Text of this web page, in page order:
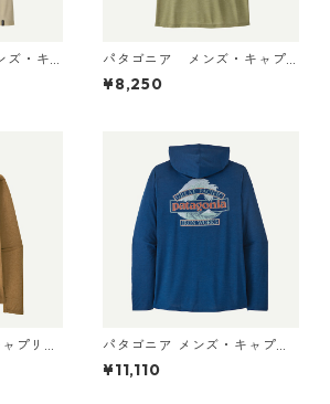
ズ・キ
ルト
W
パタゴニア メンズ・キャプ
リーン・クール・デイリー・
シャツ（ハット・トリッパ
04 日本正規品
¥8,250
プリー
クラ
4493
パタゴニア メンズ・キャプリ
ーン・クール・デイリー・フ
ーディ（グレート・ウェーブ
¥11,110